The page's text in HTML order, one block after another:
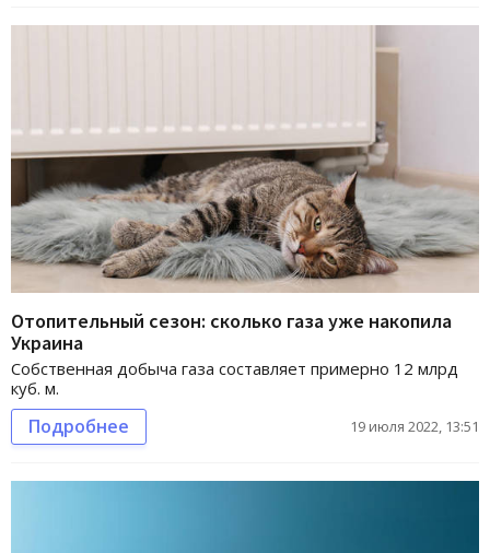
Отопительный сезон: сколько газа уже накопила
Украина
Собственная добыча газа составляет примерно 12 млрд
куб. м.
Подробнее 19 июля 2022, 13:51